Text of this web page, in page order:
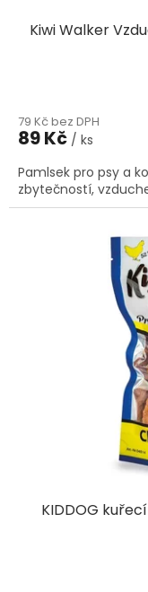
Kiwi Walker
79 Kč bez DPH
89 Kč / ks
Pamlsek pro psy a
zbytečností,
KIDDOG